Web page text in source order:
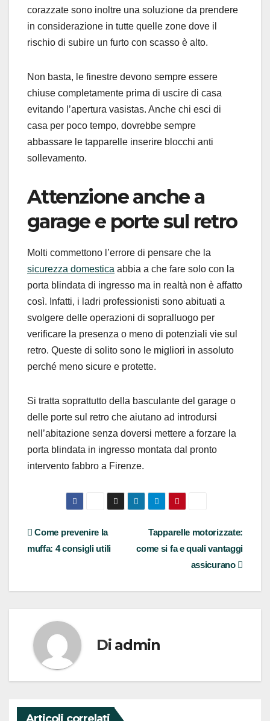
corazzate sono inoltre una soluzione da prendere
in considerazione in tutte quelle zone dove il
rischio di subire un furto con scasso è alto.
Non basta, le finestre devono sempre essere
chiuse completamente prima di uscire di casa
evitando l’apertura vasistas. Anche chi esci di
casa per poco tempo, dovrebbe sempre
abbassare le tapparelle inserire blocchi anti
sollevamento.
Attenzione anche a
garage e porte sul retro
Molti commettono l’errore di pensare che la
sicurezza domestica abbia a che fare solo con la
porta blindata di ingresso ma in realtà non è affatto
così. Infatti, i ladri professionisti sono abituati a
svolgere delle operazioni di sopralluogo per
verificare la presenza o meno di potenziali vie sul
retro. Queste di solito sono le migliori in assoluto
perché meno sicure e protette.
Si tratta soprattutto della basculante del garage o
delle porte sul retro che aiutano ad introdursi
nell’abitazione senza doversi mettere a forzare la
porta blindata in ingresso montata dal pronto
intervento fabbro a Firenze.
Navigazione
articoli
Tapparelle motorizzate:
come si fa e quali vantaggi
assicurano
Come prevenire la
muffa: 4 consigli utili
Di admin
Articoli correlati